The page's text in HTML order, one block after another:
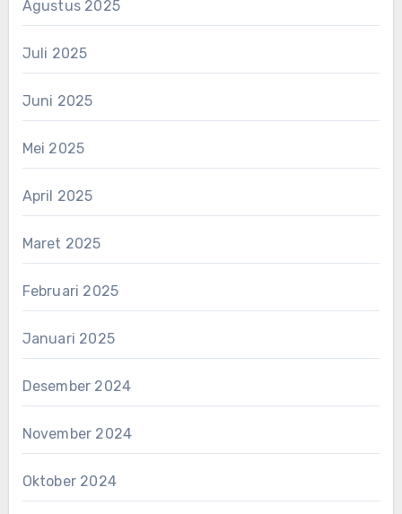
Agustus 2025
Juli 2025
Juni 2025
Mei 2025
April 2025
Maret 2025
Februari 2025
Januari 2025
Desember 2024
November 2024
Oktober 2024